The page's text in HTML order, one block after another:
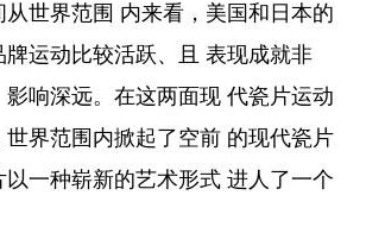
从世界范围 内来看，美国和日本的
运动比较活跃、且 表现成就非
影响深远。在这两面现 代瓷片运动
世界范围内掀起了空前 的现代瓷片
一种崭新的艺术形式 进人了一个